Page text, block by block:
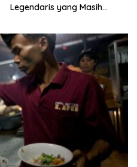
Ramai, dan Estimasi